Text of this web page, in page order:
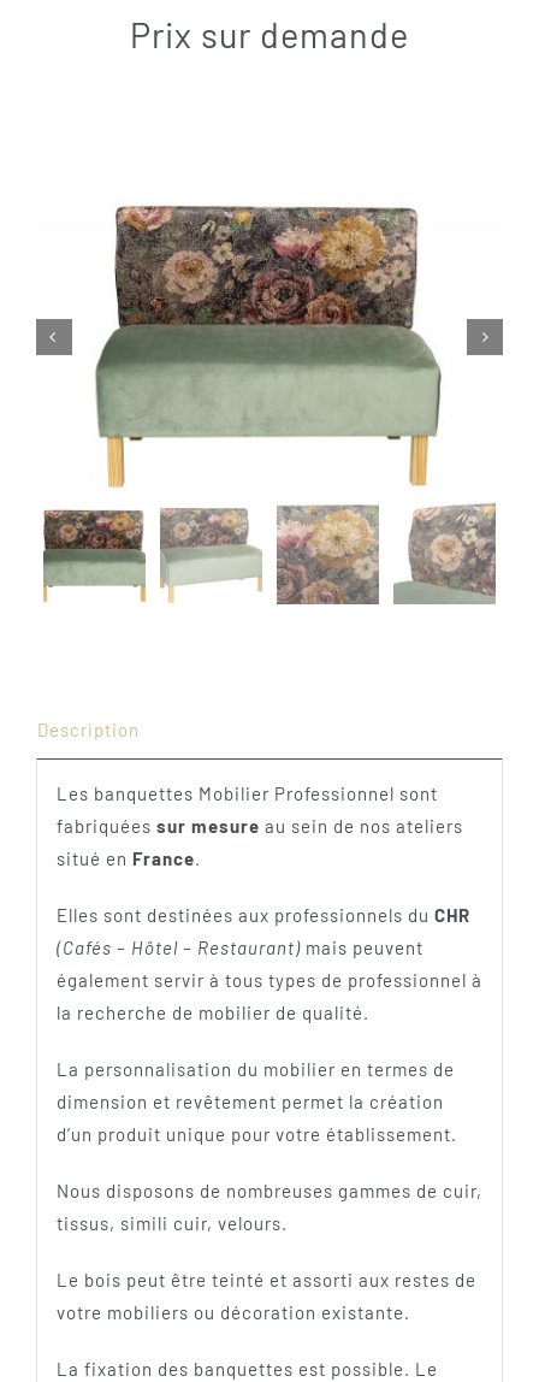
Prix sur demande
 
Description
Les banquettes Mobilier Professionnel sont
fabriquées sur mesure au sein de nos ateliers
situé en France.
Elles sont destinées aux professionnels du CHR
(Cafés – Hôtel – Restaurant)mais peuvent
également servir à tous types de professionnel à
la recherche de mobilier de qualité.
La personnalisation du mobilier en termes de
dimension et revêtement permet la création
d’un produit unique pour votre établissement.
Nous disposons de nombreuses gammes de cuir,
tissus, simili cuir, velours.
Le bois peut être teinté et assorti aux restes de
votre mobiliers ou décoration existante.
La fixation des banquettes est possible. Le